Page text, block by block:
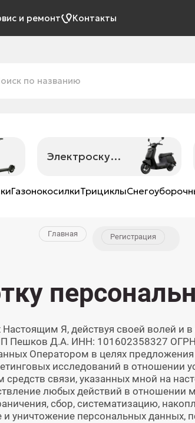
и ремонт Контакты
Электроскутеры
ГазонокосилкиТрициклы
Главная Регистрация
Я, действуя своей волей и
Пешков Д.А. ИНН: 101602358327
Оператором в целях
исследований в отношении
связи, указанных мной на
любых действий в
сбор, систематизацию,
и уничтожение персональных